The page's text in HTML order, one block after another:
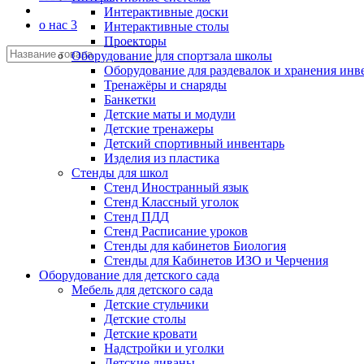
о нас 3
Интерактивные доски
Интерактивные столы
Проекторы
Оборудование для спортзала школы
Оборудование для раздевалок и хранения
Тренажёры и снаряды
Банкетки
Детские маты и модули
Детские тренажеры
Детский спортивный инвентарь
Изделия из пластика
Стенды для школ
Стенд Иностранный язык
Стенд Классный уголок
Стенд ПДД
Стенд Расписание уроков
Стенды для кабинетов Биология
Стенды для Кабинетов ИЗО и Черчения
Оборудование для детского сада
Мебель для детского сада
Детские стульчики
Детские столы
Детские кровати
Надстройки и уголки